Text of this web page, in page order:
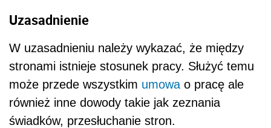
Uzasadnienie
W uzasadnieniu należy wykazać, że między
stronami istnieje stosunek pracy. Służyć temu
może przede wszystkim umowa o pracę ale
również inne dowody takie jak zeznania
świadków, przesłuchanie stron.